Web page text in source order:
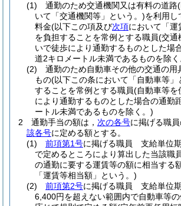
(1)
通勤のため交通機関又は有料の道路
いて「交通機関等」という。)を利用し
料金(以下この項及び次項において「運
を負担することを常例とする職員(交通
いで徒歩により通勤するものとした場
道2キロメートル未満であるものを除
(2)
通勤のため自動車その他の交通の用
もの(以下この条において「自動車等」
することを常例とする職員(自動車等を
により通勤するものとした場合の通勤
ートル未満であるものを除く。)
2
通勤手当の額は， 次の各号に掲げる職員
該各号に定める額とする。
(1)
前項第1号に掲げる職員 支給単位
で定めるところにより算出した当該職
の通勤に要する運賃等の額に相当する
「運賃等相当額」という。)
(2)
前項第2号に掲げる職員 支給単位
6,400円を超えない範囲内で自動車等